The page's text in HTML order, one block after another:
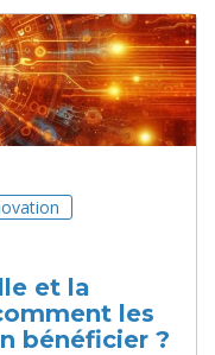
et la
les
bénéficier ?